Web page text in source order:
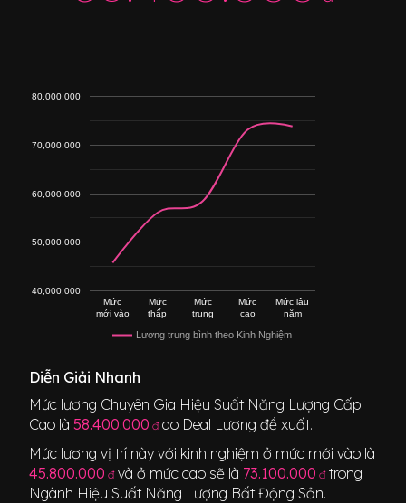
Lương trung bình theo Kinh Nghiệm
Mức
mới vào
Mức
thấp
Mức
trung
Mức
cao
Mức lâu
năm
40,000,000
50,000,000
60,000,000
70,000,000
80,000,000
Diễn Giải Nhanh
Mức lương Chuyên Gia Hiệu Suất Năng Lượng Cấp
Cao là58.400.000 đdo Deal Lương đề xuất.
Mức lương vị trí này với kinh nghiệm ở mức mới vào là
45.800.000 đ và ở mức cao sẽ là 73.100.000 đ trong
Ngành Hiệu Suất Năng Lượng Bất Động Sản.